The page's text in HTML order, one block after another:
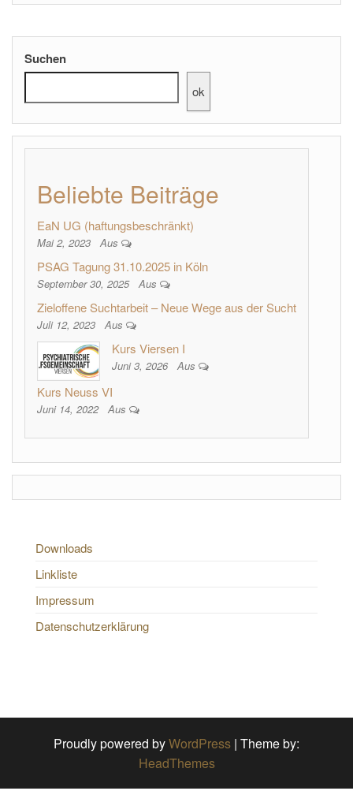
Suchen
ok
Beliebte Beiträge
EaN UG (haftungsbeschränkt)
Mai 2, 2023 Aus
PSAG Tagung 31.10.2025 in Köln
September 30, 2025 Aus
Zieloffene Suchtarbeit – Neue Wege aus der Sucht
Juli 12, 2023 Aus
Kurs Viersen I
Juni 3, 2026 Aus
Kurs Neuss VI
Juni 14, 2022 Aus
Downloads
Linkliste
Impressum
Datenschutzerklärung
Proudly powered byWordPress | Theme by:
HeadThemes